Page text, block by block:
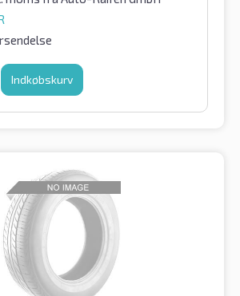
Indkøbskurv